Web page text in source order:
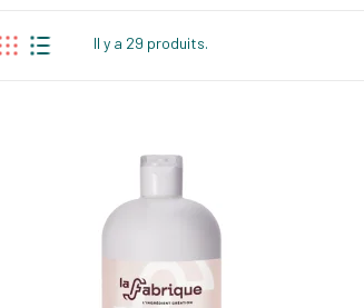
Il y a 29 produits.